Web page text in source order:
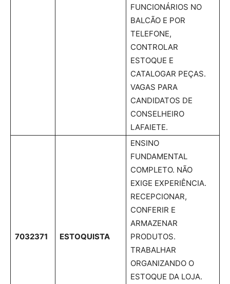
FUNCIONÁRIOS NO
BALCÃO E POR
TELEFONE,
CONTROLAR
ESTOQUE E
CATALOGAR PEÇAS.
VAGAS PARA
CANDIDATOS DE
CONSELHEIRO
LAFAIETE.
7032371 ESTOQUISTA
ENSINO
FUNDAMENTAL
COMPLETO. NÃO
EXIGE EXPERIÊNCIA.
RECEPCIONAR,
CONFERIR E
ARMAZENAR
PRODUTOS.
TRABALHAR
ORGANIZANDO O
ESTOQUE DA LOJA.